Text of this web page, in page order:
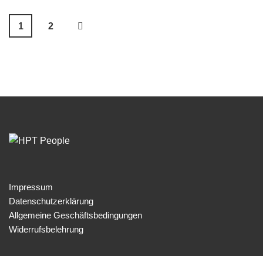
1 2
Impressum
Datenschutzerklärung
Allgemeine Geschäftsbedingungen
Widerrufsbelehrung